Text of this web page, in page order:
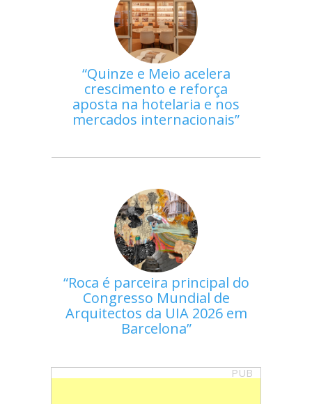
Quinze e Meio acelera
crescimento e reforça
aposta na hotelaria e nos
mercados internacionais
Roca é parceira principal do
Congresso Mundial de
Arquitectos da UIA 2026 em
Barcelona
PUB